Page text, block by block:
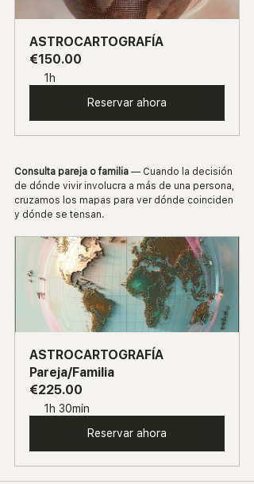
ASTROCARTOGRAFÍA
€150.00
1h
Reservar ahora
Consulta pareja o familia — Cuando la decisión
de dónde vivir involucra a más de una persona,
cruzamos los mapas para ver dónde coinciden
y dónde se tensan.
ASTROCARTOGRAFÍA
Pareja/Familia
€225.00
1h 30min
Reservar ahora